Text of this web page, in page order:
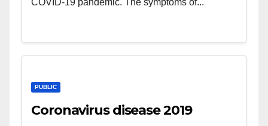
COVID-19 pandemic. The symptoms of...
PUBLIC
Coronavirus disease 2019